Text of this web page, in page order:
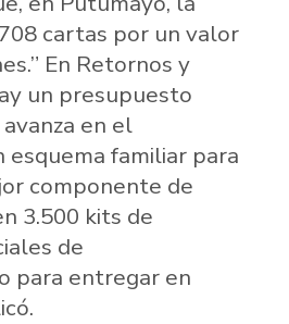
cartas por un valor
En Retornos y
un presupuesto
en el
familiar para
componente de
3.500 kits de
de
para entregar en